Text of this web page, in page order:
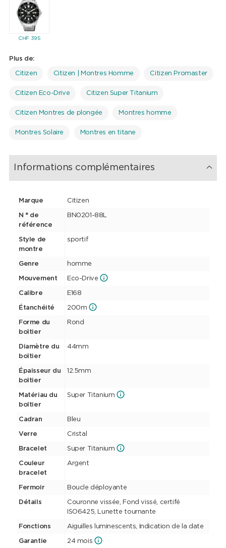
Promaster Marine, avec sa résistance à l'eau de 20 bars (200m)
et ses mains et indicateurs surdimensionnés, qui assurent une
parfaite lisibilité pendant la plongée, prouve qu'il mérite sans
aucun doute le nom de "Diver". En 1976, Citizen a inventé la
première montre à quartz analogique à lumière du monde qui
à partir de n'importe quel type de source lumineuse - même à
faible luminosité - et permet aux horloges de fonctionner sans
avoir à changer la pile. Le mouvement Eco-Drive a une incroyable
complètement chargé ! Un garde-temps fonctionnel pour les
qualité. Doté de nombreuses fonctions, il ne laisse rien à désirer!
CHF 395
Plus de:
Citizen Citizen | Montres Homme Citizen Promaster
Citizen Eco-Drive Citizen Super Titanium
Citizen Montres de plongée Montres homme
Montres Solaire Montres en titane
Informations complémentaires
Marque Citizen
N ° de
référence
BN0201-88L
Style de
montre
sportif
Genre homme
Mouvement Eco-Drive
Calibre E168
Étanchéité 200m
Forme du
boîtier
Rond
Diamètre du
boîtier
44mm
Épaisseur du
boîtier
12.5mm
Matériau du
boîtier
Super Titanium
Cadran Bleu
Verre Cristal
Bracelet Super Titanium
Couleur
bracelet
Argent
Fermoir Boucle déployante
Détails
Couronne vissée, Fond vissé, certifé
ISO6425, Lunette tournante
Fonctions Aiguilles luminescents, Indication de la date
Garantie 24 mois